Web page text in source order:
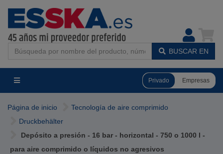
BUSCAR EN
Privado Empresas
Página de inicio
Tecnología de aire comprimido
Druckbehälter
Depósito a presión - 16 bar - horizontal - 750 o 1000 l -
para aire comprimido o líquidos no agresivos